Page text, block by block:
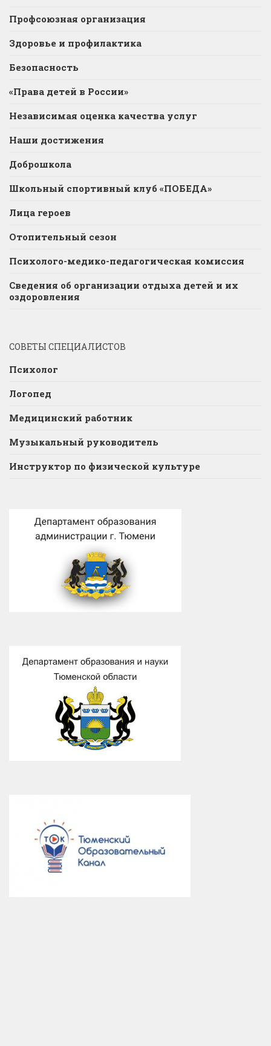
Профсоюзная организация
Здоровье и профилактика
Безопасность
«Права детей в России»
Независимая оценка качества услуг
Наши достижения
Доброшкола
Школьный спортивный клуб «ПОБЕДА»
Лица героев
Отопительный сезон
Психолого-медико-педагогическая комиссия
Сведения об организации отдыха детей и их
оздоровления
СОВЕТЫ СПЕЦИАЛИСТОВ
Психолог
Логопед
Медицинский работник
Музыкальный руководитель
Инструктор по физической культуре